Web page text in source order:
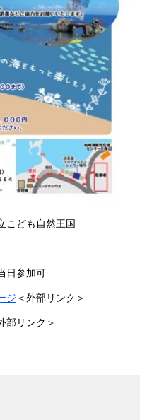
こども自然王国
日参加可
ジ ＜外部リンク＞
部リンク＞